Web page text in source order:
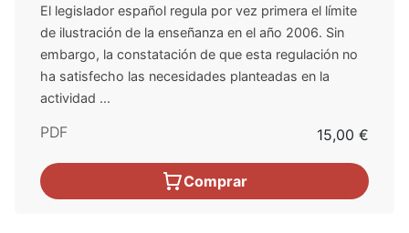
El legislador español regula por vez primera el límite
de ilustración de la enseñanza en el año 2006. Sin
embargo, la constatación de que esta regulación no
ha satisfecho las necesidades planteadas en la
actividad ...
PDF 15,00 €
Comprar